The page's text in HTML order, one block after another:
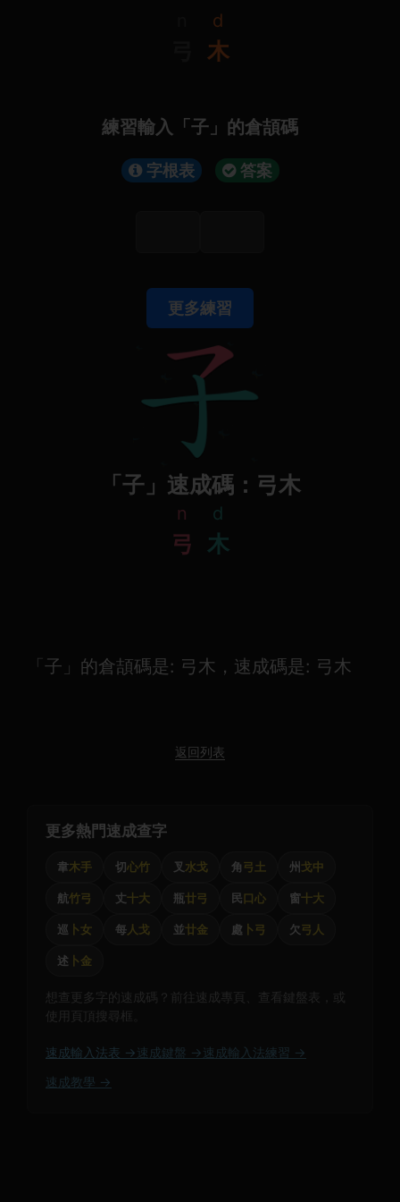
d
木
練習輸入「子」的倉頡碼
字根表 答案
更多練習
「子」速成碼：弓木
n
弓
d
木
「子」的倉頡碼是: 弓木，速成碼是: 弓木
返回列表
更多熱門速成查字
韋木手 切心竹 叉 水戈 角弓土 州 戈中
航竹弓 丈十大 瓶廿弓 民口心 窗十大
巡 卜女 每人戈 並廿金 處 卜弓 欠弓人
述 卜金
想查更多字的速成碼？前往速成專頁、查看鍵盤表，或
使用頁頂搜尋框。
速成輸入法表 → 速成鍵盤 → 速成輸入法練習 →
速成教學 →